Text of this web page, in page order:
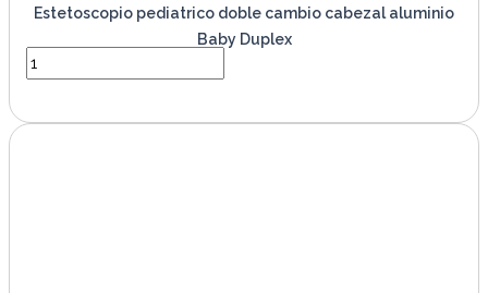
Estetoscopio pediatrico doble cambio cabezal aluminio
Baby Duplex